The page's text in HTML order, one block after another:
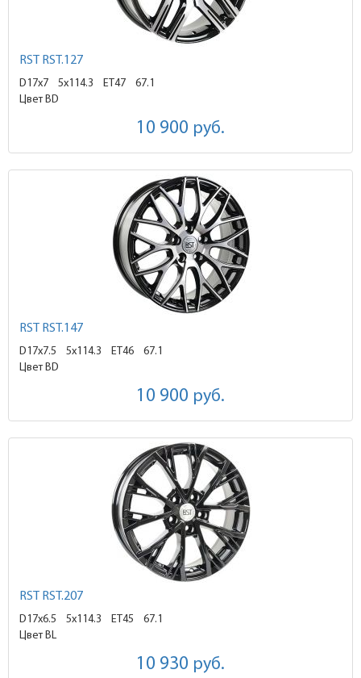
RST RST.127
D17x7 5x114.3 ET47
67.1
Цвет BD
10 900 руб.
RST RST.147
D17x7.5 5x114.3 ET46
67.1
Цвет BD
10 900 руб.
RST RST.207
D17x6.5 5x114.3 ET45
67.1
Цвет BL
10 930 руб.